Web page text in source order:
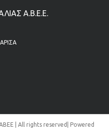
Α.Β.Ε.Ε.
| All rights reserved| Powered